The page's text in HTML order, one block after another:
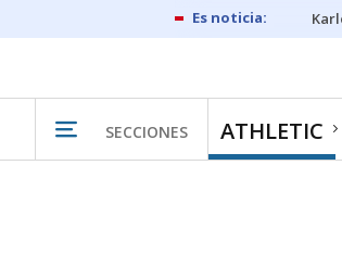
SECCIONES ATHLETIC